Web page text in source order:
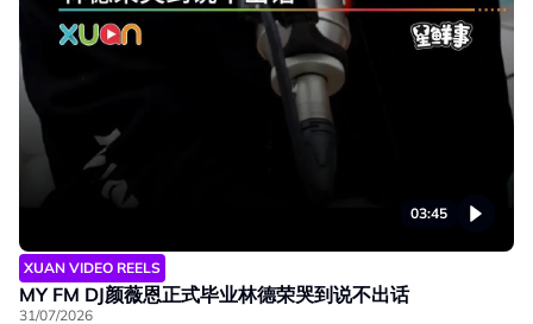
03:45
XUAN VIDEO REELS
MY FM DJ颜薇恩正式毕业林德荣哭到说不出话
31/07/2026